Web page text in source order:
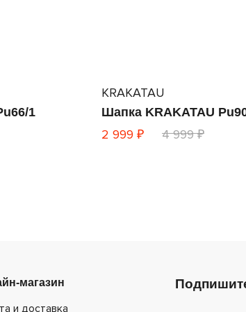
1
KRAKATAU
Шапка KRAKATAU
2 999 ₽ 4 999 ₽
магазин
и доставка